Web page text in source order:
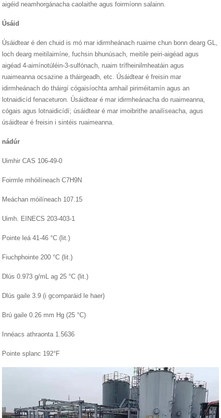
aigéid neamhorgánacha caolaithe agus foirmíonn salainn.
Úsáid
Úsáidtear é den chuid is mó mar idirmheánach ruaime chun bonn dearg GL,
loch dearg meitilaimíne, fuchsin bhunúsach, meitile peiri-aigéad agus
aigéad 4-aimínotúléin-3-sulfónach, ruaim trífheinilmheatáin agus
ruaimeanna ocsazine a tháirgeadh, etc. Úsáidtear é freisin mar
idirmheánach do tháirgí cógaisíochta amhail piriméitamín agus an
lotnaidicíd fenaceturon. Úsáidtear é mar idirmheánacha do ruaimeanna,
cógais agus lotnaidicídí; úsáidtear é mar imoibrithe anailíseacha, agus
úsáidtear é freisin i sintéis ruaimeanna.
nádúr
Uimhir CAS 106-49-0
Foirmle mhóilíneach C7H9N
Meáchan móilíneach 107.15
Uimh. EINECS 203-403-1
Pointe leá 41-46 °C (lit.)
Fiuchphointe 200 °C (lit.)
Dlús 0.973 g/mL ag 25 °C (lit.)
Dlús gaile 3.9 (i gcomparáid le haer)
Brú gaile 0.26 mm Hg (25 °C)
Innéacs athraonta 1.5636
Pointe splanc 192°F